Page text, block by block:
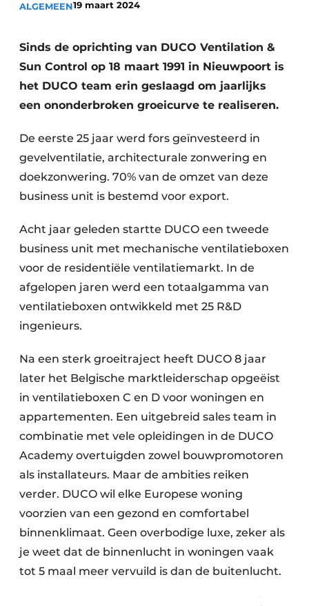
Vacature aanmelden
Vacatures
Video’s
ALGEMEEN19 maart 2024
Sinds de oprichting van DUCO Ventilation &
Sun Control op 18 maart 1991 in Nieuwpoort is
het DUCO team erin geslaagd om jaarlijks
een ononderbroken groeicurve te realiseren.
De eerste 25 jaar werd fors geïnvesteerd in
gevelventilatie, architecturale zonwering en
doekzonwering. 70% van de omzet van deze
business unit is bestemd voor export.
Acht jaar geleden startte DUCO een tweede
business unit met mechanische ventilatieboxen
voor de residentiële ventilatiemarkt. In de
afgelopen jaren werd een totaalgamma van
ventilatieboxen ontwikkeld met 25 R&D
ingenieurs.
Na een sterk groeitraject heeft DUCO 8 jaar
later het Belgische marktleiderschap opgeëist
in ventilatieboxen C en D voor woningen en
appartementen. Een uitgebreid sales team in
combinatie met vele opleidingen in de DUCO
Academy overtuigden zowel bouwpromotoren
als installateurs. Maar de ambities reiken
verder. DUCO wil elke Europese woning
voorzien van een gezond en comfortabel
binnenklimaat. Geen overbodige luxe, zeker als
je weet dat de binnenlucht in woningen vaak
tot 5 maal meer vervuild is dan de buitenlucht.